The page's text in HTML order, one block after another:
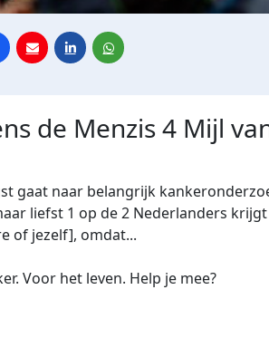
de Menzis 4 Mijl
gaat naar belangrijk
liefst 1 op de 2 Nederlanders
of jezelf], omdat...
Voor het leven. Help je mee?